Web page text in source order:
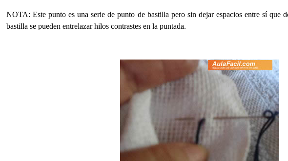
NOTA: Este punto es una serie de punto de bastilla pero sin dejar espacios entre sí que
bastilla se pueden entrelazar hilos contrastes en la puntada.